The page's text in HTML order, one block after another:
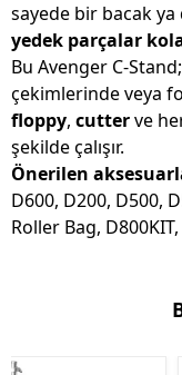
sayede bir bacak
yedek parçalar
Bu Avenger C-
çekimlerinde veya
floppy, cutterve
şekilde çalışır.
Önerilen
D600, D200, D500,
Roller Bag,